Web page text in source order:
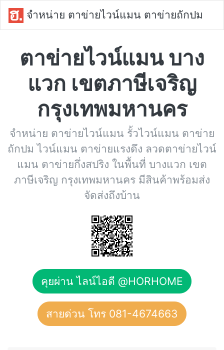
จำหน่าย ตาข่ายไวน์แมน ตาข่ายถักปม
ตาข่ายไวน์แมน บาง
แวก เขตภาษีเจริญ
กรุงเทพมหานคร
จำหน่าย ตาข่ายไวน์แมน รั้วไวน์แมน ตาข่าย
ถักปม ไวน์แมน ตาข่ายแรงดึง ลวดตาข่ายไวน์
แมน ตาข่ายกึ่งสปริง ในพื้นที่ บางแวก เขต
ภาษีเจริญ กรุงเทพมหานคร มีสินค้าพร้อมส่ง
จัดส่งถึงบ้าน
คุยผ่าน ไลน์ไอดี @HORHOME
สายด่วน โทร 081-4674663